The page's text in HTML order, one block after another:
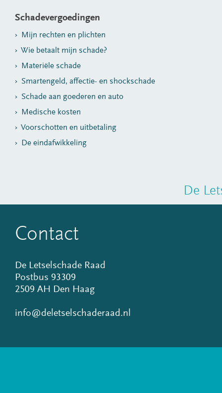
Schadevergoedingen
Mijn rechten en plichten
Wie betaalt mijn schade?
Materiële schade
Smartengeld, affectie- en shockschade
Schade aan goederen en auto
Medische kosten
Voorschotten en uitbetaling
De eindafwikkeling
De
Contact
De Letselschade Raad
Postbus 93309
2509 AH Den Haag
info@deletselschaderaad.nl